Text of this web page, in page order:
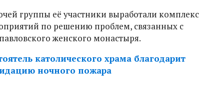
группы её участники выработали комплекс
по решению проблем, связанных с
женского монастыря.
католического храма благодарит
ночного пожара